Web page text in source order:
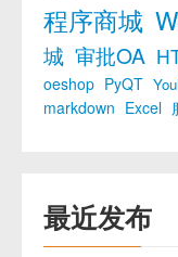
程序商城
城 审批OA
oeshop PyQT
markdown Excel
最近发布